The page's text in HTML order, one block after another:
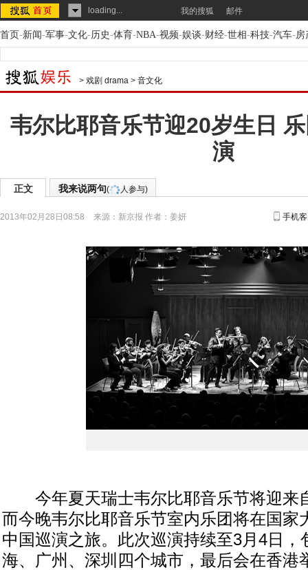
loading... 我的搜狐 邮件
首页-新闻-军事-文化-历史-体育-NBA-视频-娱谈-财经-世相-科技-汽车-房
> 戏剧 drama > 音文化
韦尔比耶音乐节迎20岁生日
演
正文 我来说两句( 人参与)
2013年02月28日08:58 来源： 新京报 作者：姜妍 手机
今年夏天瑞士韦尔比耶音乐节将迎来
而今晚韦尔比耶音乐节室内乐团将在国家
中国巡演之旅。此次巡演持续至3月4日，
海、广州、深圳四个城市，最后会在香港